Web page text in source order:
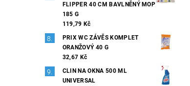
FLIPPER 40 CM BAVLNĚNÝ MOP
185 G
119,79 Kč
PRIX WC ZÁVĚS KOMPLET
ORANŽOVÝ 40 G
32,67 Kč
CLIN NA OKNA 500 ML
UNIVERSAL